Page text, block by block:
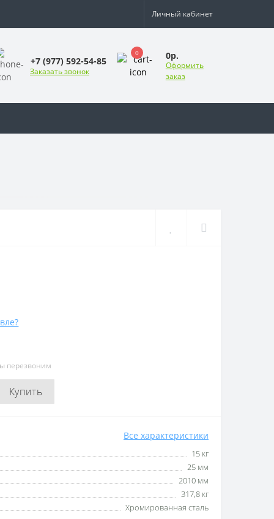
Личный кабинет
+7 (977) 592-54-85
Заказать звонок
0 0р.
Оформить
заказ
перезвоним
Купить
Все характеристики
15 кг
25 мм
2010 мм
317,8 кг
Хромированная сталь